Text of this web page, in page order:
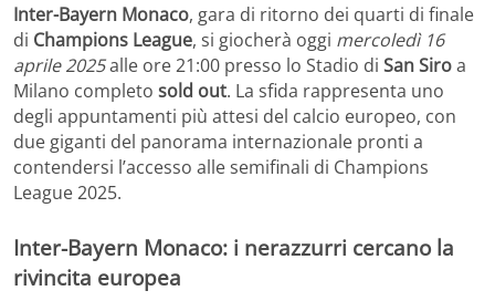
Inter-Bayern Monaco, gara di ritorno dei quarti di finale
di Champions League, si giocherà oggi mercoledì 16
aprile 2025alle ore 21:00 presso lo Stadio di San Siroa
Milano completo sold out. La sfida rappresenta uno
degli appuntamenti più attesi del calcio europeo, con
due giganti del panorama internazionale pronti a
contendersi l’accesso alle semifinali di Champions
League 2025.
Inter-Bayern Monaco: i nerazzurri cercano la
rivincita europea